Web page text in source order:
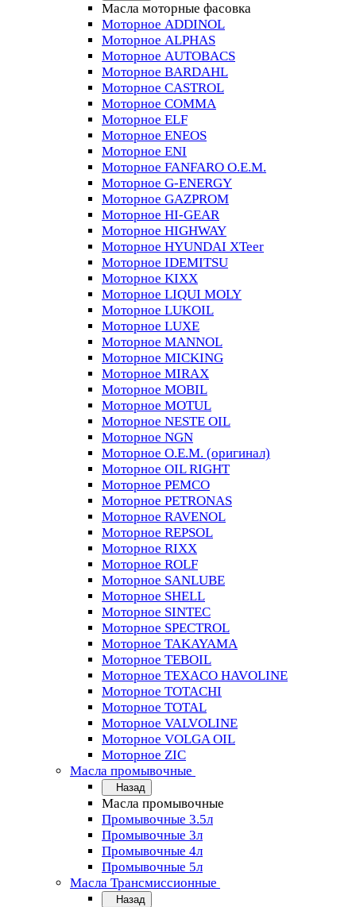
Масла моторные фасовка
Моторное ADDINOL
Моторное ALPHAS
Моторное AUTOBACS
Моторное BARDAHL
Моторное CASTROL
Моторное COMMA
Моторное ELF
Моторное ENEOS
Моторное ENI
Моторное FANFARO O.E.M.
Моторное G-ENERGY
Моторное GAZPROM
Моторное HI-GEAR
Моторное HIGHWAY
Моторное HYUNDAI XTeer
Моторное IDEMITSU
Моторное KIXX
Моторное LIQUI MOLY
Моторное LUKOIL
Моторное LUXE
Моторное MANNOL
Моторное MICKING
Моторное MIRAX
Моторное MOBIL
Моторное MOTUL
Моторное NESTE OIL
Моторное NGN
Моторное O.E.M. (оригинал)
Моторное OIL RIGHT
Моторное PEMCO
Моторное PETRONAS
Моторное RAVENOL
Моторное REPSOL
Моторное RIXX
Моторное ROLF
Моторное SANLUBE
Моторное SHELL
Моторное SINTEC
Моторное SPECTROL
Моторное TAKAYAMA
Моторное TEBOIL
Моторное TEXACO HAVOLINE
Моторное TOTACHI
Моторное TOTAL
Моторное VALVOLINE
Моторное VOLGA OIL
Моторное ZIC
Масла промывочные
Назад
Масла промывочные
Промывочные 3.5л
Промывочные 3л
Промывочные 4л
Промывочные 5л
Масла Трансмиссионные
Назад